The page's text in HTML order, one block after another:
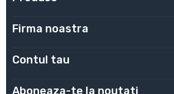
Firma noastra
Contul tau
Aboneaza-te la noutati